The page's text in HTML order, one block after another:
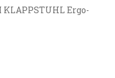
KLAPPSTUHL Ergo-